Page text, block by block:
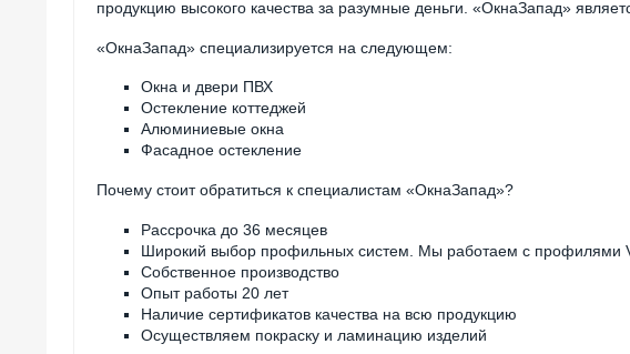
продукцию высокого качества за разумные деньги. «ОкнаЗапад»
«ОкнаЗапад» специализируется на следующем:
Окна и двери ПВХ
Остекление коттеджей
Алюминиевые окна
Фасадное остекление
Почему стоит обратиться к специалистам «ОкнаЗапад»?
Рассрочка до 36 месяцев
Широкий выбор профильных систем. Мы работаем с профилями
Собственное производство
Опыт работы 20 лет
Наличие сертификатов качества на всю продукцию
Осуществляем покраску и ламинацию изделий